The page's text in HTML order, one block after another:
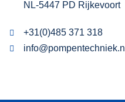
NL-5447 PD Rijkevoort
+31(0)485 371 318
info@pompentechniek.nl